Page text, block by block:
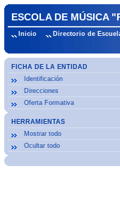
ESCOLA DE MÚSICA
Inicio Directorio de
FICHA DE LA ENTIDAD
Identificación
Direcciones
Oferta Formativa
HERRAMIENTAS
Mostrar todo
Ocultar todo